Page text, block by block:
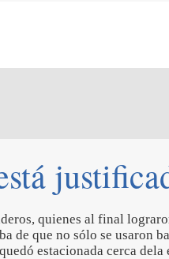
quienes al final
de que no sólo se usaron
estacionada cerca dela